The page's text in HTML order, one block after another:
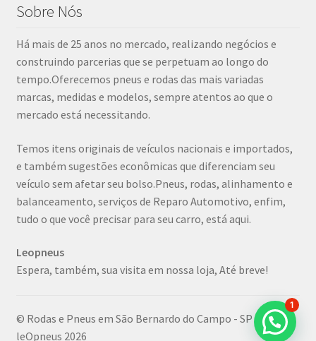
Sobre Nós
Há mais de 25 anos no mercado, realizando negócios e
construindo parcerias que se perpetuam ao longo do
tempo.Oferecemos pneus e rodas das mais variadas
marcas, medidas e modelos, sempre atentos ao que o
mercado está necessitando.
Temos itens originais de veículos nacionais e importados,
e também sugestões econômicas que diferenciam seu
veículo sem afetar seu bolso.Pneus, rodas, alinhamento e
balanceamento, serviços de Reparo Automotivo, enfim,
tudo o que você precisar para seu carro, está aqui.
Leopneus
Espera, também, sua visita em nossa loja, Até breve!
© Rodas e Pneus em São Bernardo do Campo - SP |
leOpneus 2026
1